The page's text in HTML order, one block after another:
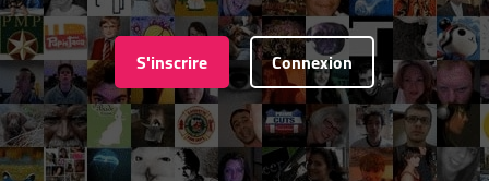
S'inscrire Connexion